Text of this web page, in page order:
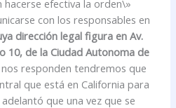
efectiva la orden\»
con los responsables en
dirección legal figura en Av.
10, de la Ciudad Autonoma de
responden tendremos que
que está en California para
que una vez que se